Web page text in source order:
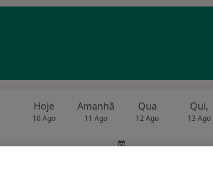
Hoje
10 Ago
Amanhã
11 Ago
Qua
12 Ago
Qui,
13 Ago